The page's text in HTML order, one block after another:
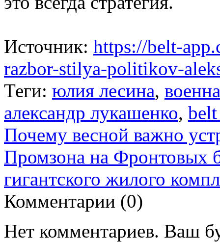
Источник: https://belt-
razbor-stilya-politikov-
Теги: юлия лесина,
александр лукашенко,
Почему весной важно
Промзона на Фронтовых
гигантского жилого
Комментарии (0)
Нет комментариев. Ваш